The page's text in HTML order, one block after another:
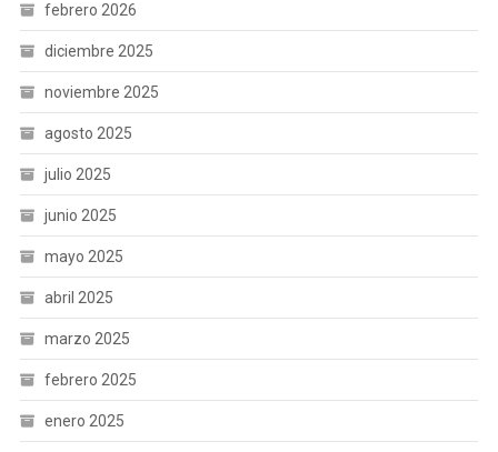
febrero 2026
diciembre 2025
noviembre 2025
agosto 2025
julio 2025
junio 2025
mayo 2025
abril 2025
marzo 2025
febrero 2025
enero 2025